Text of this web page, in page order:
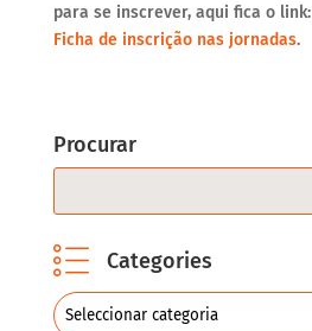
para se inscrever, aqui fica o link:
Ficha de inscrição nas jornadas.
Procurar
Categories